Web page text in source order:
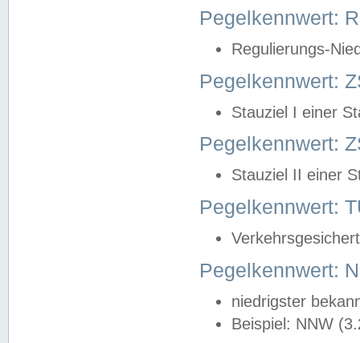
Pegelkennwert:
Regulierungs-
Pegelkennwert:
Stauziel I einer
Pegelkennwert:
Stauziel II einer
Pegelkennwert:
Pegelkennwert:
niedrigster
Beispiel: NNW